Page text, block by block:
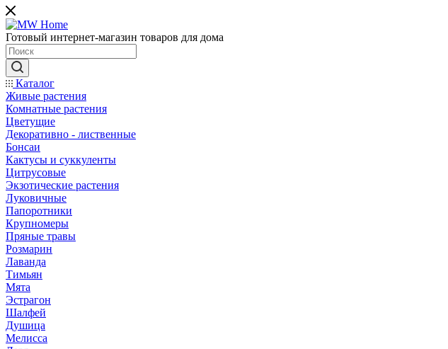
Готовый интернет-магазин товаров для дома
Каталог
Живые растения
Комнатные растения
Цветущие
Декоративно - лиственные
Бонсаи
Кактусы и суккуленты
Цитрусовые
Экзотические растения
Луковичные
Папоротники
Крупномеры
Пряные травы
Розмарин
Лаванда
Тимьян
Мята
Эстрагон
Шалфей
Душица
Мелисса